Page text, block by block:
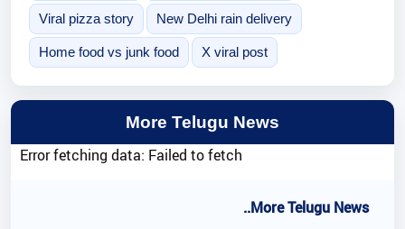
Viral pizza story New Delhi rain delivery
Home food vs junk food X viral post
More Telugu News
Error fetching data: Failed to fetch
..More Telugu News